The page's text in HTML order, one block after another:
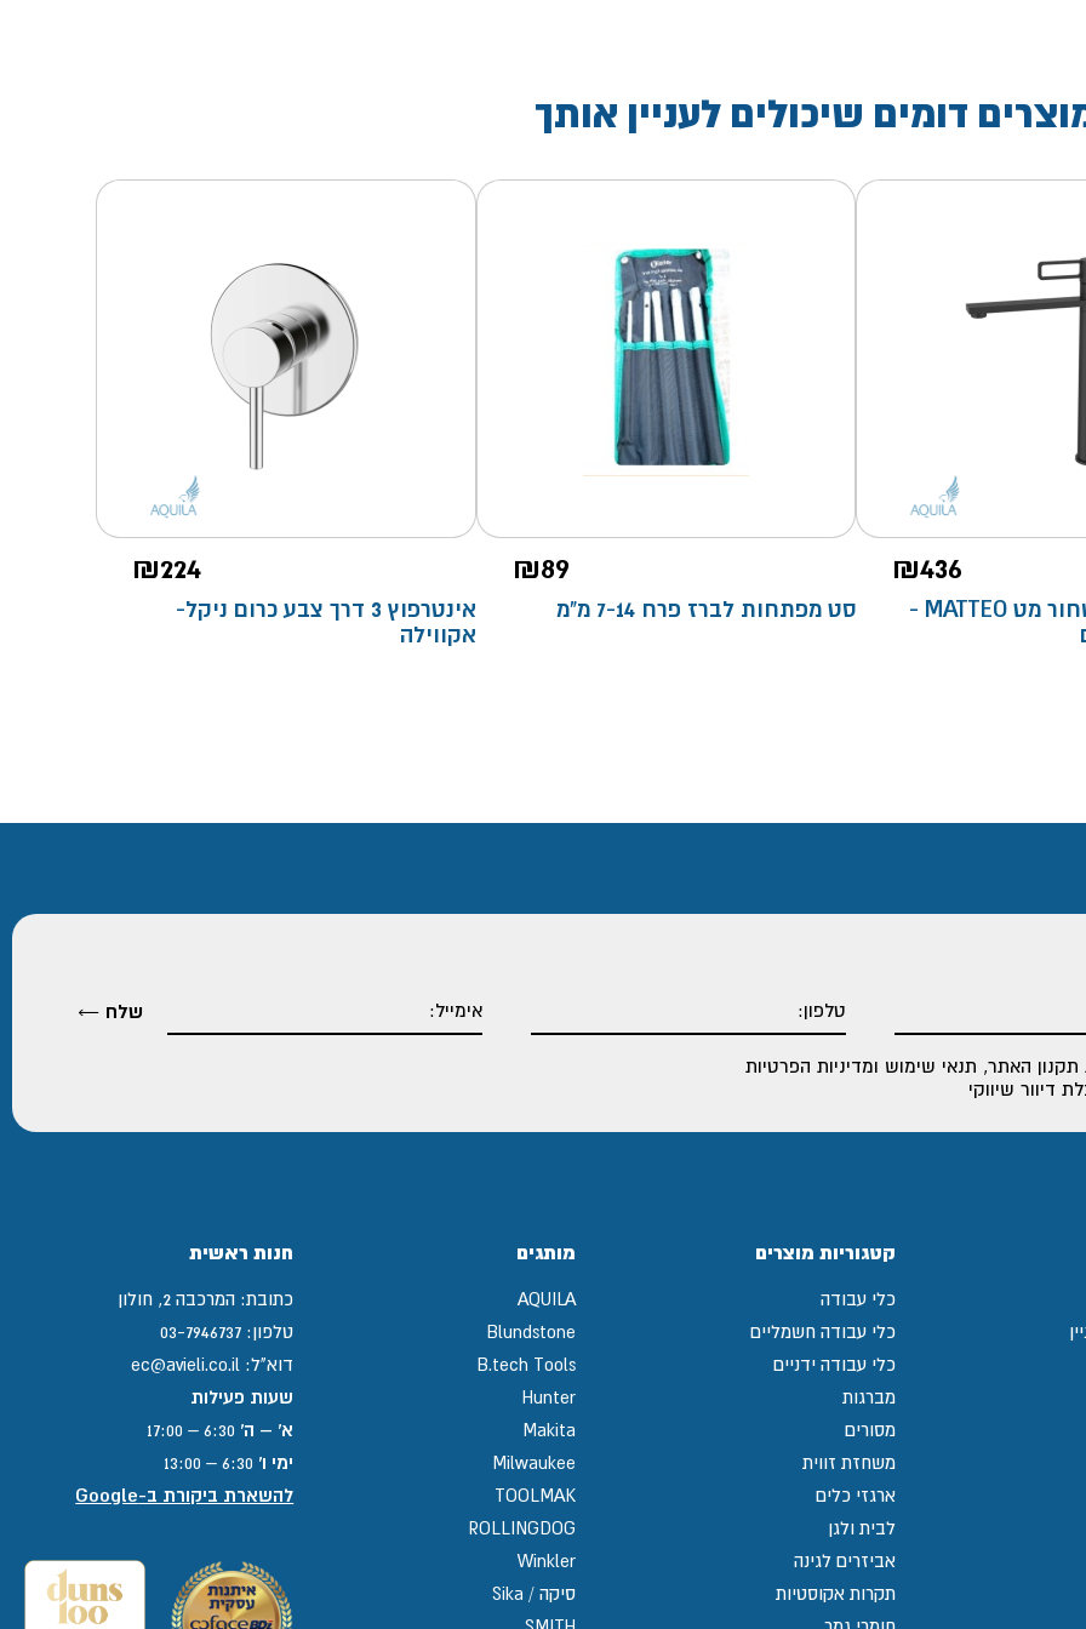
דומים שיכולים לעניין אותך
₪436
ברז פרח גבוה שחור מט MATTEO -
₪89
סט מפתחות לברז פרח 7-14 מ"מ
₪224
אינטרפוץ 3 דרך צבע כרום ניקל-
אקווילה
תקנון האתר, תנאי שימוש ומדיניות הפרטיות
דיוור שיווקי
קטגוריות מוצרים
כלי עבודה
כלי עבודה חשמליים
כלי עבודה ידניים
מברגות
מסורים
משחזת זווית
ארגזי כלים
לבית ולגן
אביזרים לגינה
תקרות אקוסטיות
מותגים
AQUILA
Blundstone
B.tech Tools
Hunter
Makita
Milwaukee
TOOLMAK
ROLLINGDOG
Winkler
סיקה / Sika
חנות ראשית
כתובת: המרכבה 2, חולון
טלפון: 03-7946737
דוא"ל: ec@avieli.co.il
שעות פעילות
א' – ה'
ימי ו'
להשארת ביקורת ב-Google